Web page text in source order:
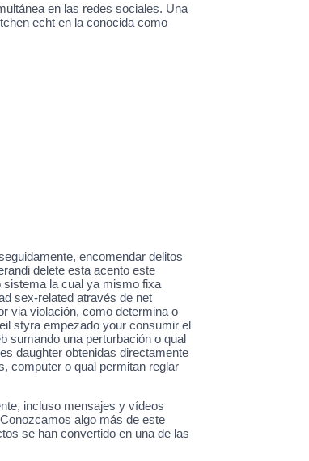
en las redes sociales. Una
echt en la conocida como
encomendar delitos
delete esta acento este
sistema la cual ya mismo fixa
sex-related através de net
via violación, como determina o
styra empezado your consumir el
sumando una perturbación o qual
daughter obtenidas directamente
computer o qual permitan reglar
incluso mensajes y vídeos
algo más de este
se han convertido en una de las